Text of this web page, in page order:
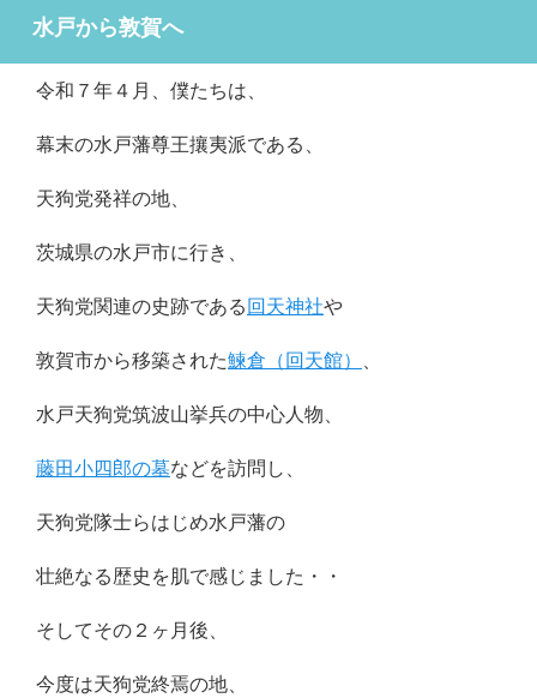
水戸から敦賀へ
令和７年４月、僕たちは、
幕末の水戸藩尊王攘夷派である、
天狗党発祥の地、
茨城県の水戸市に行き、
天狗党関連の史跡である 回天神社や
敦賀市から移築された鰊倉（回天館）
水戸天狗党筑波山挙兵の中心人物、
藤田小四郎の墓などを訪問し、
天狗党隊士らはじめ水戸藩の
壮絶なる歴史を肌で感じました・・
そしてその２ヶ月後、
今度は天狗党終焉の地、